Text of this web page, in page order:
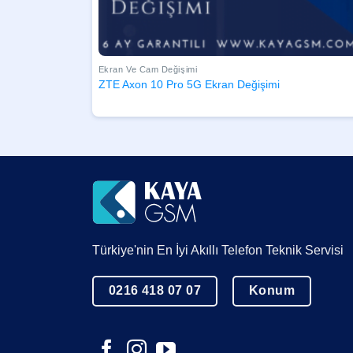
Ekran Ve Cam Değişimi
ZTE Axon 10 Pro 5G Ekran Değişimi
Türkiye'nin En İyi Akıllı Telefon Teknik Servisi
0216 418 07 07 Konum